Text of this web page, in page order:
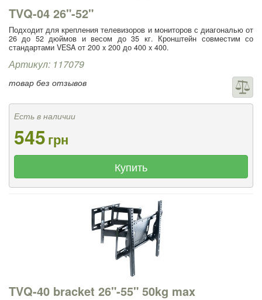
TVQ-04 26"-52"
Подходит для крепления телевизоров и мониторов с диагональю от
26 до 52 дюймов и весом до 35 кг. Кронштейн совместим со
стандартами VESA от 200 x 200 до 400 x 400.
Артикул: 117079
товар без отзывов
Есть в наличии
545грн
Купить
TVQ-40 bracket 26"-55" 50kg max